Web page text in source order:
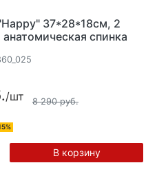
37*28*18см, 2
спинка
/шт 8 290 руб.
В корзину